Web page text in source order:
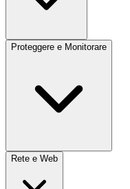
Proteggere e Monitorare
Rete e Web